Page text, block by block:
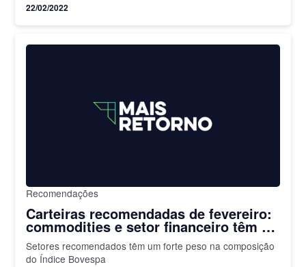
22/02/2022
Recomendações
Carteiras recomendadas de fevereiro:
commodities e setor financeiro têm a
preferência das casas
Setores recomendados têm um forte peso na composição
do Índice Bovespa